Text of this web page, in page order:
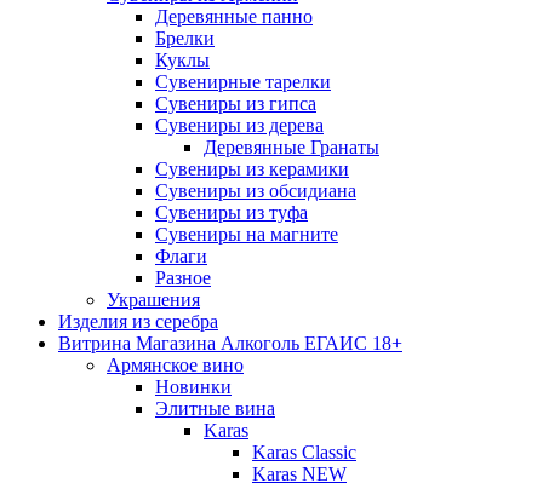
Деревянные панно
Брелки
Куклы
Сувенирные тарелки
Сувениры из гипса
Сувениры из дерева
Деревянные Гранаты
Сувениры из керамики
Сувениры из обсидиана
Сувениры из туфа
Сувениры на магните
Флаги
Разное
Украшения
Изделия из серебра
Витрина Магазина Алкоголь ЕГАИС 18+
Армянское вино
Новинки
Элитные вина
Karas
Karas Classic
Karas NEW